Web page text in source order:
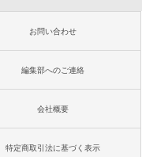
お問い合わせ
編集部へのご連絡
会社概要
特定商取引法に基づく表示